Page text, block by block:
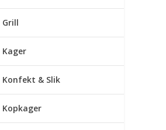
Grill
Kager
Konfekt & Slik
Kopkager